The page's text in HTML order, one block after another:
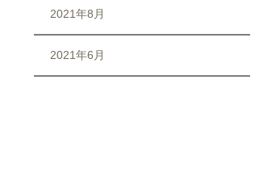
2021年8月
2021年6月